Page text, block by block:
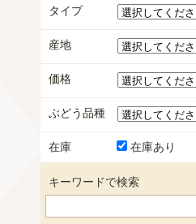
タイプ
産地
価格
ぶどう品種
在庫 在庫あり
キーワードで検索